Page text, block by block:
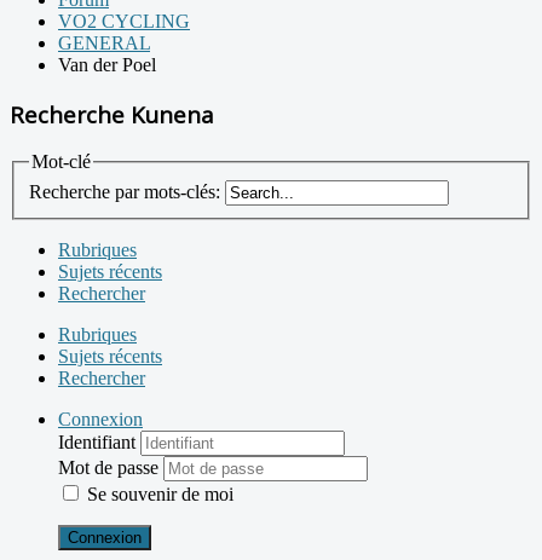
VO2 CYCLING
GENERAL
Van der Poel
Recherche Kunena
Mot-clé
Recherche par mots-clés:
Rubriques
Sujets récents
Rechercher
Rubriques
Sujets récents
Rechercher
Connexion
Identifiant
Mot de passe
Se souvenir de moi
Connexion